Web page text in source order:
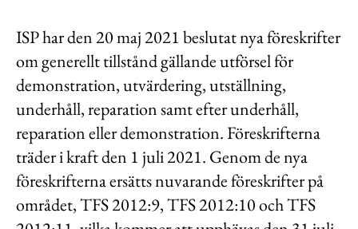
ISP har den 20 maj 2021 beslutat nya föreskrifter
om generellt tillstånd gällande utförsel för
demonstration, utvärdering, utställning,
underhåll, reparation samt efter underhåll,
reparation eller demonstration. Föreskrifterna
träder i kraft den 1 juli 2021. Genom de nya
föreskrifterna ersätts nuvarande föreskrifter på
området, TFS 2012:9, TFS 2012:10 och TFS